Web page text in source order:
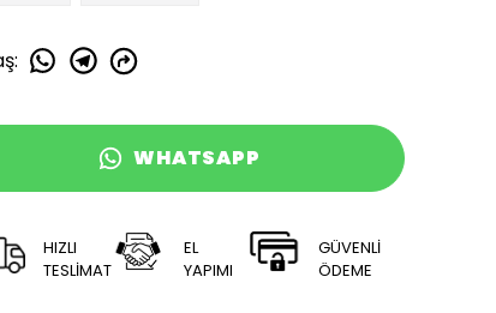
:
WHATSAPP
HIZLI
TESLİMAT
EL
YAPIMI
GÜVENLİ
ÖDEME